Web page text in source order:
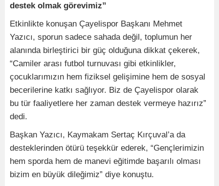
destek olmak görevimiz”
Etkinlikte konuşan Çayelispor Başkanı Mehmet
Yazıcı, sporun sadece sahada değil, toplumun her
alanında birleştirici bir güç olduğuna dikkat çekerek,
“Camiler arası futbol turnuvası gibi etkinlikler,
çocuklarımızın hem fiziksel gelişimine hem de sosyal
becerilerine katkı sağlıyor. Biz de Çayelispor olarak
bu tür faaliyetlere her zaman destek vermeye hazırız”
dedi.
Başkan Yazıcı, Kaymakam Sertaç Kırçuval’a da
desteklerinden ötürü teşekkür ederek, “Gençlerimizin
hem sporda hem de manevi eğitimde başarılı olması
bizim en büyük dileğimiz” diye konuştu.